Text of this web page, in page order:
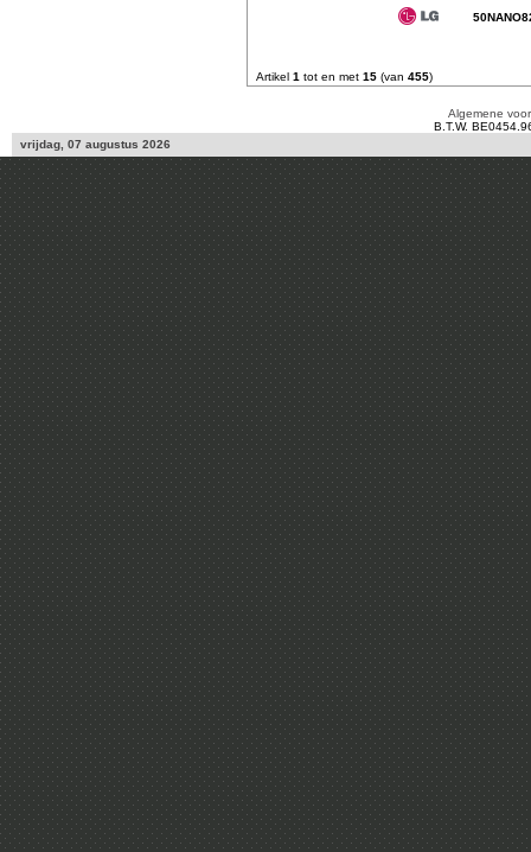
Artikel 1 tot en met 15 (van 455)
Algemene
B.T.W.
vrijdag, 07 augustus 2026